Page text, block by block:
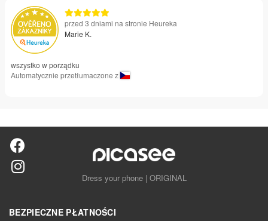
przed 3 dniami na stronie Heureka
Marie K.
wszystko w porządku
Automatycznie przetłumaczone z
Dress your phone | ORIGINAL
BEZPIECZNE PŁATNOŚCI